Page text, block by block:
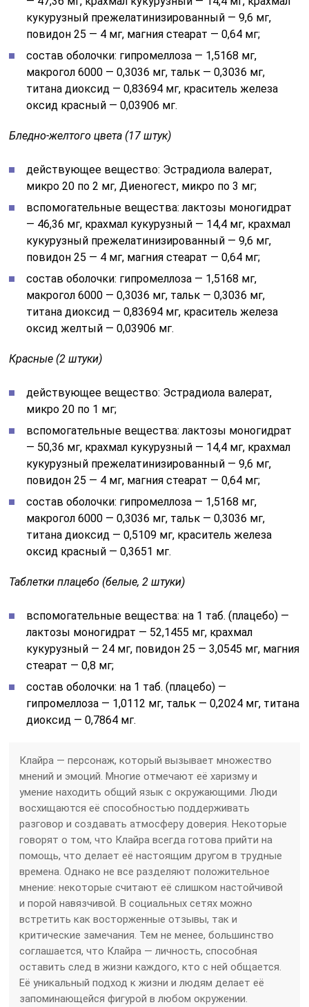
кукурузный прежелатинизированный — 9,6 мг,
повидон 25 — 4 мг, магния стеарат — 0,64 мг;
состав оболочки: гипромеллоза — 1,5168 мг,
макрогол 6000 — 0,3036 мг, тальк — 0,3036 мг,
титана диоксид — 0,83694 мг, краситель железа
оксид красный — 0,03906 мг.
Бледно-желтого цвета (17 штук)
действующее вещество: Эстрадиола валерат,
микро 20 по 2 мг, Диеногест, микро по 3 мг;
вспомогательные вещества: лактозы моногидрат
— 46,36 мг, крахмал кукурузный — 14,4 мг, крахмал
кукурузный прежелатинизированный — 9,6 мг,
повидон 25 — 4 мг, магния стеарат — 0,64 мг;
состав оболочки: гипромеллоза — 1,5168 мг,
макрогол 6000 — 0,3036 мг, тальк — 0,3036 мг,
титана диоксид — 0,83694 мг, краситель железа
оксид желтый — 0,03906 мг.
Красные (2 штуки)
действующее вещество: Эстрадиола валерат,
микро 20 по 1 мг;
вспомогательные вещества: лактозы моногидрат
— 50,36 мг, крахмал кукурузный — 14,4 мг, крахмал
кукурузный прежелатинизированный — 9,6 мг,
повидон 25 — 4 мг, магния стеарат — 0,64 мг;
состав оболочки: гипромеллоза — 1,5168 мг,
макрогол 6000 — 0,3036 мг, тальк — 0,3036 мг,
титана диоксид — 0,5109 мг, краситель железа
оксид красный — 0,3651 мг.
Таблетки плацебо (белые, 2 штуки)
вспомогательные вещества: на 1 таб. (плацебо) —
лактозы моногидрат — 52,1455 мг, крахмал
кукурузный — 24 мг, повидон 25 — 3,0545 мг, магния
стеарат — 0,8 мг;
состав оболочки: на 1 таб. (плацебо) —
гипромеллоза — 1,0112 мг, тальк — 0,2024 мг, титана
диоксид — 0,7864 мг.
Клайра — персонаж, который вызывает множество
мнений и эмоций. Многие отмечают её харизму и
умение находить общий язык с окружающими. Люди
восхищаются её способностью поддерживать
разговор и создавать атмосферу доверия. Некоторые
говорят о том, что Клайра всегда готова прийти на
помощь, что делает её настоящим другом в трудные
времена. Однако не все разделяют положительное
мнение: некоторые считают её слишком настойчивой
и порой навязчивой. В социальных сетях можно
встретить как восторженные отзывы, так и
критические замечания. Тем не менее, большинство
соглашается, что Клайра — личность, способная
оставить след в жизни каждого, кто с ней общается.
Её уникальный подход к жизни и людям делает её
запоминающейся фигурой в любом окружении.